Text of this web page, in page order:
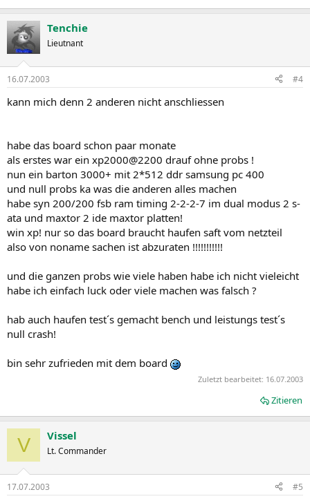
Tenchie
Lieutnant
16.07.2003 #4
kann mich denn 2 anderen nicht anschliessen
habe das board schon paar monate
als erstes war ein xp2000@2200 drauf ohne probs !
nun ein barton 3000+ mit 2*512 ddr samsung pc 400
und null probs ka was die anderen alles machen
habe syn 200/200 fsb ram timing 2-2-2-7 im dual modus 2 s-
ata und maxtor 2 ide maxtor platten!
win xp! nur so das board braucht haufen saft vom netzteil
also von noname sachen ist abzuraten !!!!!!!!!!!
und die ganzen probs wie viele haben habe ich nicht vieleicht
habe ich einfach luck oder viele machen was falsch ?
hab auch haufen test´s gemacht bench und leistungs test´s
null crash!
bin sehr zufrieden mit dem board
Zuletzt bearbeitet: 16.07.2003
Zitieren
V Vissel
Lt. Commander
17.07.2003 #5